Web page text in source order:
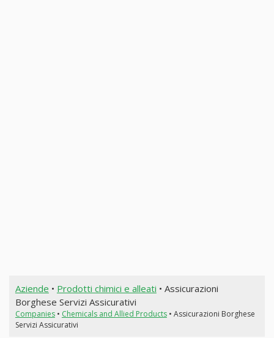
Aziende • Prodotti chimici e alleati • Assicurazioni
Borghese Servizi Assicurativi
Companies• Chemicals and Allied Products• Assicurazioni Borghese
Servizi Assicurativi